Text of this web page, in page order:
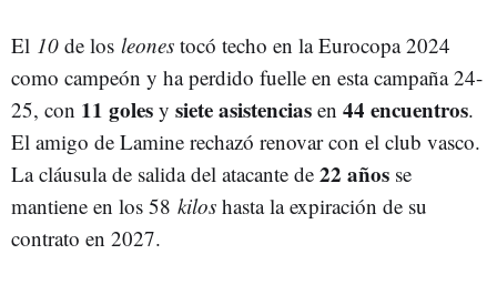
El 10 de los leones tocó techo en la Eurocopa 2024
como campeón y ha perdido fuelle en esta campaña 24-
25, con 11 goles y siete asistencias en 44 encuentros.
El amigo de Lamine rechazó renovar con el club vasco.
La cláusula de salida del atacante de 22 años se
mantiene en los 58 kilos hasta la expiración de su
contrato en 2027.